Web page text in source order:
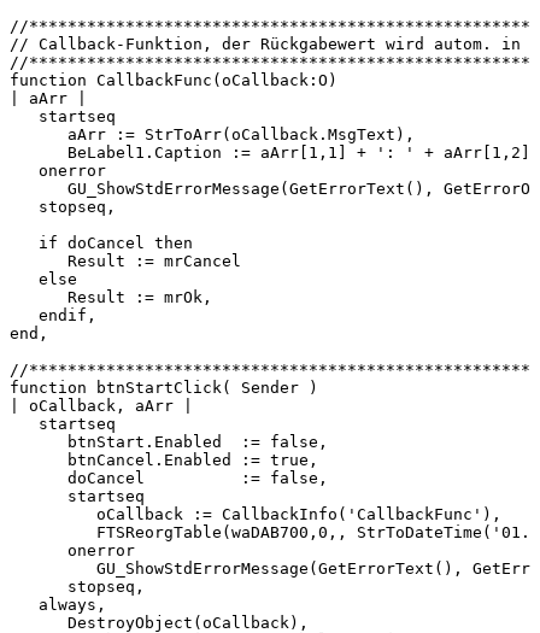
//
// Callback-Funktion, der Rückgabewert wird autom. in
//
function CallbackFunc(oCallback:O)
aArr
startseq
aArr
:= StrToArr(oCallback.MsgText),
BeLabel1.Caption
:= aArr[1,1] + ': ' + aArr[1,2]
onerror
GU_ShowStdErrorMessage(GetErrorText(),
stopseq,
if doCancel
then
Result
:= mrCancel
else
Result
:= mrOk,
endif,
end,
//
function
btnStartClick( Sender
)
oCallback, aArr
startseq
btnStart.Enabled
:= false,
btnCancel.Enabled
:= true,
doCancel
:= false,
startseq
oCallback
:= CallbackInfo('CallbackFunc'),
FTSReorgTable(waDAB700,0,,
onerror
GU_ShowStdErrorMessage(GetErrorText(),
stopseq,
always,
DestroyObject(oCallback),